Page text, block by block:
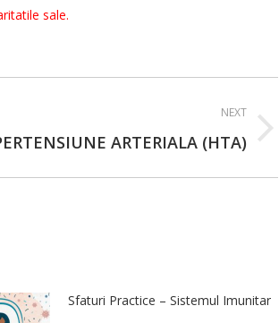
sale.
NEXT
ARTERIALA (HTA)
Sfaturi Practice – Sistemul Imunitar